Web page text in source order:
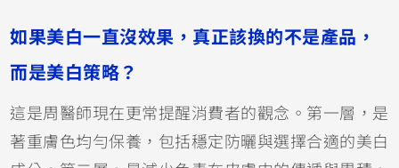
如果美白一直沒效果，真正該換的不是產品，
而是美白策略？
這是周醫師現在更常提醒消費者的觀念。第一層，是
著重膚色均勻保養，包括穩定防曬與選擇合適的美白